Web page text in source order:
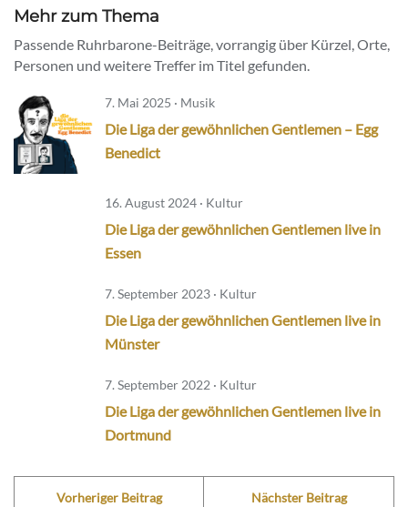
Mehr zum Thema
Passende Ruhrbarone-Beiträge, vorrangig über Kürzel, Orte,
Personen und weitere Treffer im Titel gefunden.
7. Mai 2025 · Musik
Die Liga der gewöhnlichen Gentlemen – Egg
Benedict
16. August 2024 · Kultur
Die Liga der gewöhnlichen Gentlemen live in
Essen
7. September 2023 · Kultur
Die Liga der gewöhnlichen Gentlemen live in
Münster
7. September 2022 · Kultur
Die Liga der gewöhnlichen Gentlemen live in
Dortmund
Vorheriger Beitrag Nächster Beitrag